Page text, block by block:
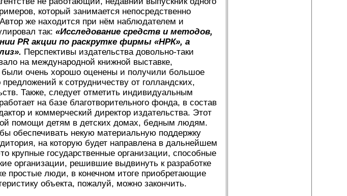
который занимается непосредственно
же находится при нём наблюдателем и
так: «Исследование средств и методов,
PR акции по раскрутке фирмы «НРК», а
Перспективы издательства довольно-таки
на международной книжной выставке,
очень хорошо оценены и получили большое
к сотрудничеству от голландских,
Также, следует отметить индивидуальным
на базе благотворительного фонда, в состав
и коммерческий директор издательства. Этот
помощи детям в детских домах, бедным людям.
обеспечивать некую материальную поддержку
на которую будет направлена в дальнейшем
крупные государственные организации, способные
организации, решившие выдвинуть к разработке
простые люди, в конечном итоге приобретающие
объекта, пожалуй, можно закончить.